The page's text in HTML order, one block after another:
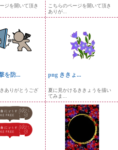
ジを開いて頂き
こちらのページを開いて頂き
ありが...
を防...
ありがとうござ
png ききょ...
夏に見かけるききょうを描い
てみま...